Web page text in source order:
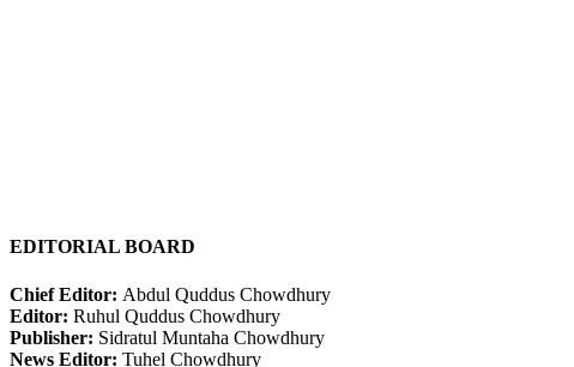
EDITORIAL BOARD
Chief Editor: Abdul Quddus Chowdhury
Editor: Ruhul Quddus Chowdhury
Publisher: Sidratul Muntaha Chowdhury
News Editor: Tuhel Chowdhury